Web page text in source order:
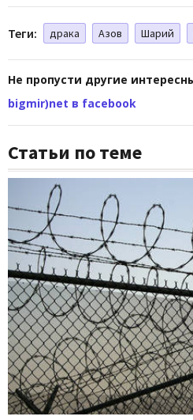
Теги: драка Азов Шарий
Не пропусти другие
bigmir)net в facebook
Статьи по теме